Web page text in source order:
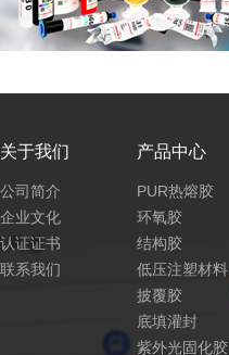
关于我们
公司简介
企业文化
认证证书
联系我们
产品中心
PUR热熔胶
环氧胶
结构胶
低压注塑材料
披覆胶
底填灌封
紫外光固化胶